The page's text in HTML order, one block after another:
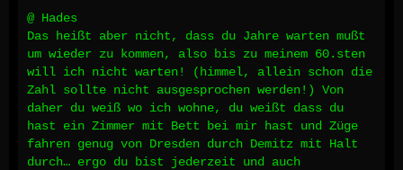
@ Hades
Das heißt aber nicht, dass du Jahre warten mußt
um wieder zu kommen, also bis zu meinem 60.sten
will ich nicht warten! (himmel, allein schon die
Zahl sollte nicht ausgesprochen werden!) Von
daher du weiß wo ich wohne, du weißt dass du
hast ein Zimmer mit Bett bei mir hast und Züge
fahren genug von Dresden durch Demitz mit Halt
durch… ergo du bist jederzeit und auch